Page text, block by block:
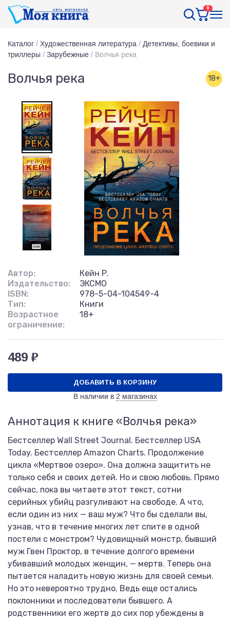
0
Каталог / Художественная литература / Детективы, боевики и
триллеры / Зарубежные / Волчья река
Волчья река 18+
Автор:
Кейн Р.
Издательство:
ЭКСМО
ISBN:
978-5-04-104549-4
Тип:
Книги
Возрастное
ограничение:
18+
489 ₽
ДОБАВИТЬ В КОРЗИНУ
В наличии в 2 магазинах
Аннотация к книге «Волчья река»
Бестселлер Wall Street Journal. Бестселлер USA
Today. Бестселлер Amazon Charts. Продолжение
цикла «Мертвое озеро». Она должна защитить не
только себя и своих детей. Но и свою любовь. Прямо
сейчас, пока вы читаете этот текст, сотни
серийных убийц разгуливают на свободе. А что,
если один из них — ваш муж? Что бы сделали вы,
узнав, что в течение многих лет спите в одной
постели с монстром? Чудовищный монстр, бывший
муж Гвен Проктор, в течение долгого времени
убивавший молодых женщин, — мертв. Теперь она
пытается наладить новую жизнь для своей семьи.
Но это невероятно трудно. Ведь еще остались
поклонники и последователи бывшего. А
родственники его жертв до сих пор убеждены в